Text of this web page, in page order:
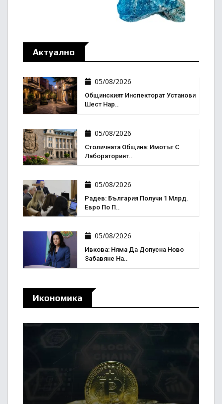
Актуално
05/08/2026
Общинският Инспекторат Установи
Шест Нар..
05/08/2026
Столичната Община: Имотът С
Лабораторият..
05/08/2026
Радев: България Получи 1 Млрд.
Евро По П..
05/08/2026
Ивкова: Няма Да Допусна Ново
Забавяне На..
Икономика